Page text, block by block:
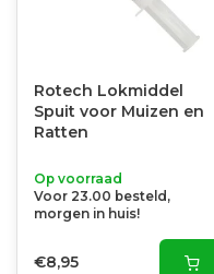
Rotech Lokmiddel
Spuit voor Muizen en
Ratten
Op voorraad
Voor 23.00 besteld,
morgen in huis!
€8,95